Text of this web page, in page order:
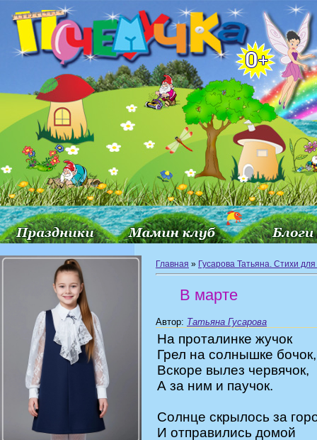
Главная » Гусарова Татьяна. Стихи
В марте
Автор: Татьяна Гусарова
На проталинке жучок
Грел на солнышке бочок,
Вскоре вылез червячок,
А за ним и паучок.
Солнце скрылось за
И отправились домой